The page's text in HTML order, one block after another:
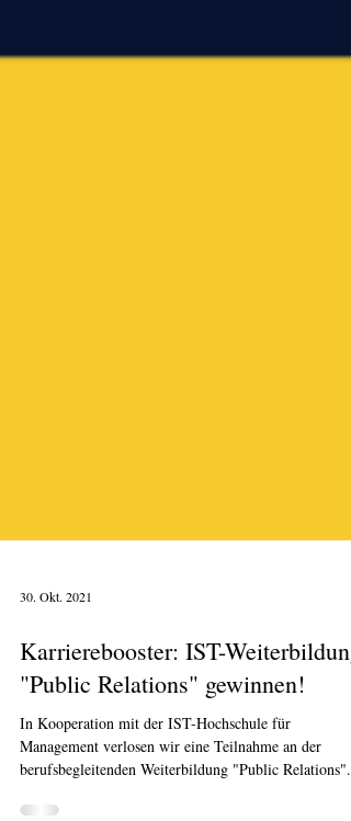
30. Okt. 2021
Karrierebooster: IST-Weiterbildung
"Public Relations" gewinnen!
In Kooperation mit der IST-Hochschule für